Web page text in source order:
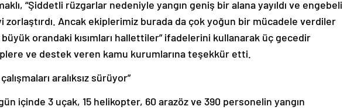
“Şiddetli rüzgarlar nedeniyle yangın geniş bir alana yayıldı ve engebeli
zorlaştırdı. Ancak ekiplerimiz burada da çok yoğun bir mücadele verdiler
orandaki kısımları hallettiler” ifadelerini kullanarak üç gecedir
ve destek veren kamu kurumlarına teşekkür etti.
aralıksız sürüyor”
içinde 3 uçak, 15 helikopter, 60 arazöz ve 390 personelin yangın